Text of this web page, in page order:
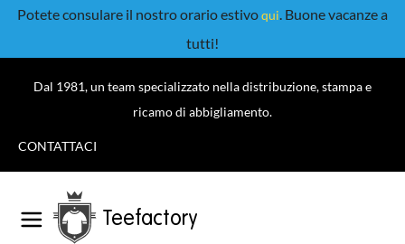
Potete consulare il nostro orario estivoqui. Buone vacanze a
tutti!
Dal 1981, un team specializzato nella distribuzione, stampa e
ricamo di abbigliamento.
CONTATTACI
Teefactory